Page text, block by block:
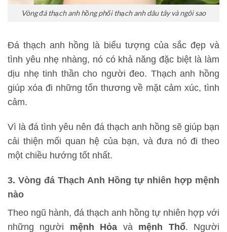
Vòng đá thạch anh hồng phối thạch anh dâu tây và ngôi sao
Đá thạch anh hồng là biểu tượng của sắc đẹp và
tình yêu nhẹ nhàng, nó có khả năng đặc biệt là làm
dịu nhẹ tinh thần cho người đeo. Thạch anh hồng
giúp xóa đi những tổn thương về mặt cảm xúc, tình
cảm.
Vì là đá tình yêu nên đá thạch anh hồng sẽ giúp bạn
cải thiện mối quan hệ của bạn, và đưa nó đi theo
một chiều hướng tốt nhất.
3. Vòng đá Thạch Anh Hồng tự nhiên hợp mệnh
nào
Theo ngũ hành, đá thạch anh hồng tự nhiên hợp với
những người mệnh Hỏa và mệnh Thổ. Người